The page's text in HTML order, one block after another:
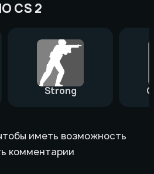
CS 2
Strong
иметь возможность
комментарии